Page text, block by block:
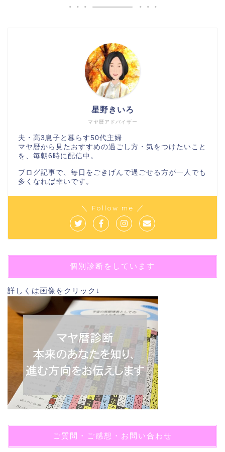
マヤ暦アドバイザー
星野きいろ
夫・高3息子と暮らす50代主婦
マヤ暦から見たおすすめの過ごし方・気をつけたいこと
を、毎朝6時に配信中。
ブログ記事で、毎日をごきげんで過ごせる方が一人でも
多くなれば幸いです。
＼ Follow me ／
個別診断をしています
詳しくは画像をクリック↓
ご質問・ご感想・お問い合わせ